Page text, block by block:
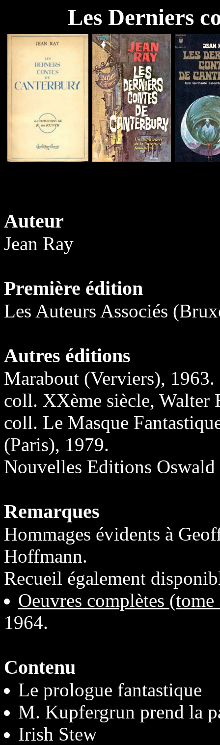
Les Derniers
Auteur
Jean Ray
Première édition
Les Auteurs Associés
Autres éditions
Marabout (Verviers), 1963.
coll. XXème siècle, Walter
coll. Le Masque
(Paris), 1979.
Nouvelles Editions
Remarques
Hommages évidents à
Hoffmann.
Recueil également
Oeuvres complètes (tome
1964.
Contenu
Le prologue fantastique
M. Kupfergrun prend la
Irish Stew